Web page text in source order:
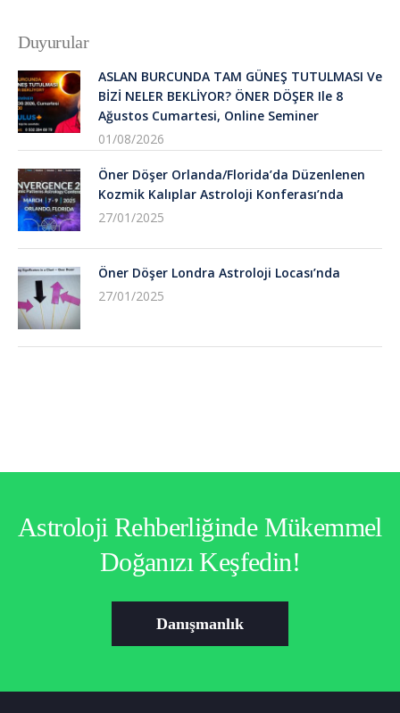
Duyurular
ASLAN BURCUNDA TAM GÜNEŞ TUTULMASI Ve
BİZİ NELER BEKLİYOR? ÖNER DÖŞER Ile 8
Ağustos Cumartesi, Online Seminer
01/08/2026
Öner Döşer Orlanda/Florida’da Düzenlenen
Kozmik Kalıplar Astroloji Konferası’nda
27/01/2025
Öner Döşer Londra Astroloji Locası’nda
27/01/2025
Astroloji Rehberliğinde Mükemmel
Doğanızı Keşfedin!
Danışmanlık